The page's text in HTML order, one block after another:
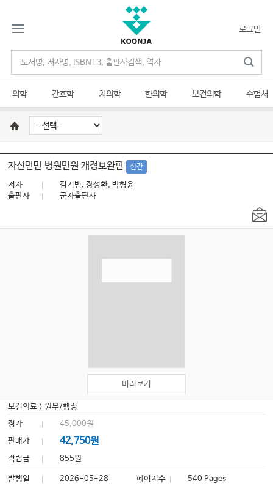
로그인
의학 간호학 치의학 한의학 보건의학 수험서
자신만만 병원민원 개정보완판 신간
저자
김기범, 장성환, 박형윤
출판사
군자출판사
미리보기
보건의료 >원무/행정
정가
45,000원
판매가
42,750원
적립금 855원
발행일 2026-05-28 페이지수
540 Pages